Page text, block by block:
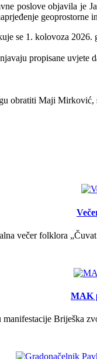
poslove objavila je
se 1. kolovoza
propisane uvjete
obratiti Maji
večer folklora
MAK
manifestacije Briješka